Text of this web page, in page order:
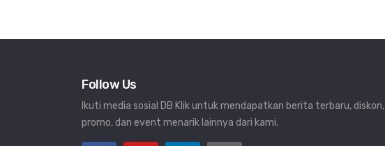
Follow Us
Ikuti media sosial DB Klik untuk mendapatkan berita terbaru, diskon,
promo, dan event menarik lainnya dari kami.